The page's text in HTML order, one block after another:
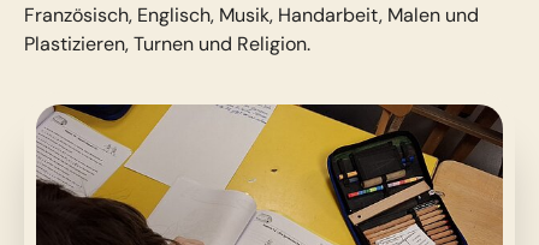
Französisch, Englisch, Musik, Handarbeit, Malen und
Plastizieren, Turnen und Religion.